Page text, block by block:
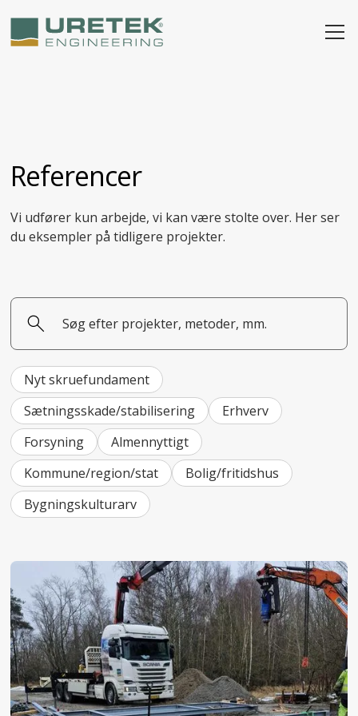
Referencer
Vi udfører kun arbejde, vi kan være stolte over. Her ser
du eksempler på tidligere projekter.
Nyt skruefundament
Sætningsskade/stabilisering
Erhverv
Forsyning
Almennyttigt
Kommune/region/stat
Bolig/fritidshus
Bygningskulturarv